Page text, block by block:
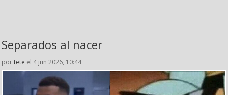
Separados al nacer
portete el 4 jun 2026, 10:44